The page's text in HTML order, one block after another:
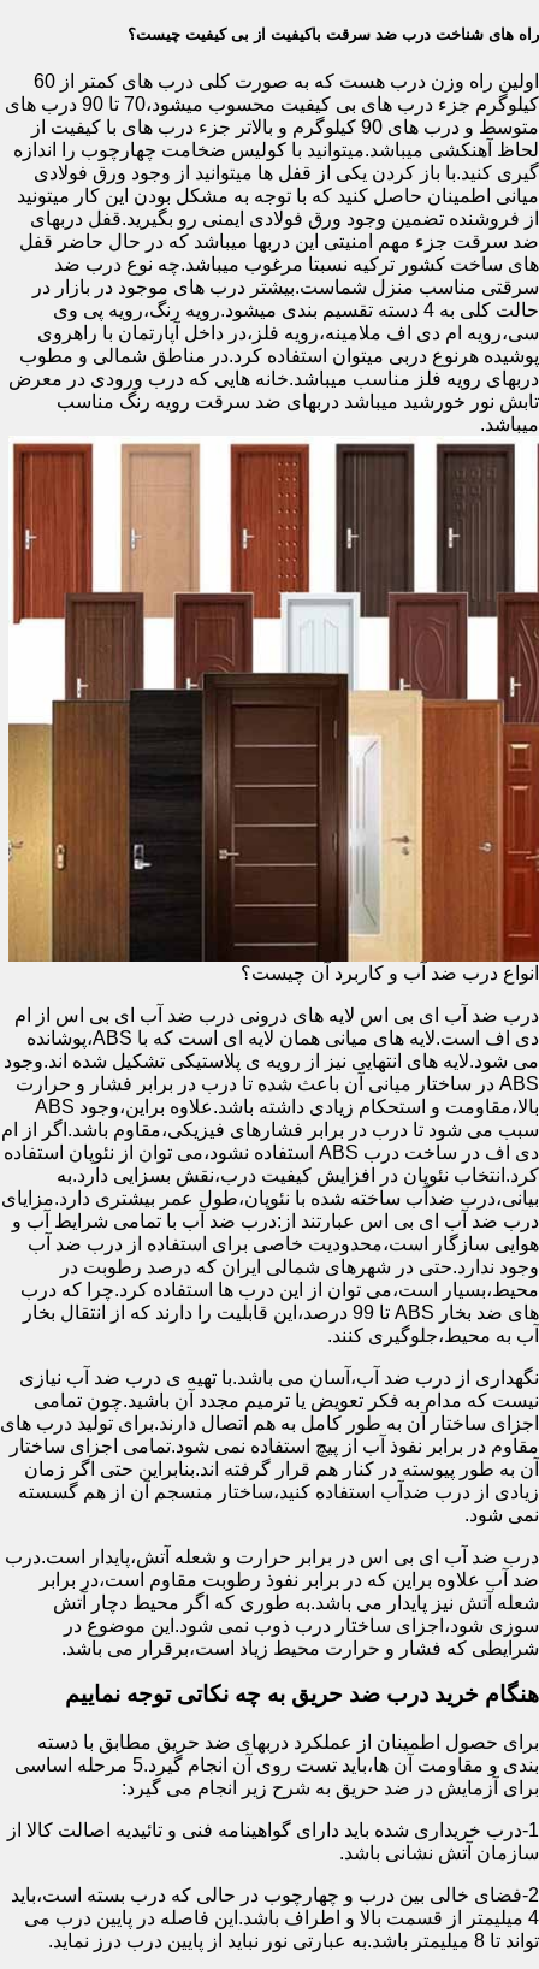
راه های شناخت درب ضد سرقت باکیفیت از بی کیفیت چیست؟
اولین راه وزن درب هست که به صورت کلی درب های کمتر از 60
کیلوگرم جزء درب های بی کیفیت محسوب میشود،70 تا 90 درب های
متوسط و درب های 90 کیلوگرم و بالاتر جزء درب های با کیفیت از
لحاظ آهنکشی میباشد.میتوانید با کولیس ضخامت چهارچوب را اندازه
گیری کنید.با باز کردن یکی از قفل ها میتوانید از وجود ورق فولادی
میانی اطمینان حاصل کنید که با توجه به مشکل بودن این کار میتونید
از فروشنده تضمین وجود ورق فولادی ایمنی رو بگیرید.قفل دربهای
ضد سرقت جزء مهم امنیتی این دربها میباشد که در حال حاضر قفل
های ساخت کشور ترکیه نسبتا مرغوب میباشد.چه نوع درب ضد
سرقتی مناسب منزل شماست.بیشتر درب های موجود در بازار در
حالت کلی به 4 دسته تقسیم بندی میشود.رویه رنگ،رویه پی وی
سی،رویه ام دی اف ملامینه،رویه فلز،در داخل آپارتمان با راهروی
پوشیده هرنوع دربی میتوان استفاده کرد.در مناطق شمالی و مطوب
دربهای رویه فلز مناسب میباشد.خانه هایی که درب ورودی در معرض
تابش نور خورشید میباشد دربهای ضد سرقت رویه رنگ مناسب
میباشد.
انواع درب ضد آب و کاربرد آن چیست؟
درب ضد آب ای بی اس لایه های درونی درب ضد آب ای بی اس از ام
دی اف است.لایه های میانی همان لایه ای است که با ABS،پوشانده
می شود.لایه های انتهایی نیز از رویه ی پلاستیکی تشکیل شده اند.وجود
ABS در ساختار میانی آن باعث شده تا درب در برابر فشار و حرارت
بالا،مقاومت و استحکام زیادی داشته باشد.علاوه براین،وجود ABS
سبب می شود تا درب در برابر فشارهای فیزیکی،مقاوم باشد.اگر از ام
دی اف در ساخت درب ABS استفاده نشود،می توان از نئوپان استفاده
کرد.انتخاب نئوپان در افزایش کیفیت درب،نقش بسزایی دارد.به
بیانی،درب ضدآب ساخته شده با نئوپان،طول عمر بیشتری دارد.مزایای
درب ضد آب ای بی اس عبارتند از:درب ضد آب با تمامی شرایط آب و
هوایی سازگار است،محدودیت خاصی برای استفاده از درب ضد آب
وجود ندارد.حتی در شهرهای شمالی ایران که درصد رطوبت در
محیط،بسیار است،می توان از این درب ها استفاده کرد.چرا که درب
های ضد بخار ABS تا 99 درصد،این قابلیت را دارند که از انتقال بخار
آب به محیط،جلوگیری کنند.
نگهداری از درب ضد آب،آسان می باشد.با تهیه ی درب ضد آب نیازی
نیست که مدام به فکر تعویض یا ترمیم مجدد آن باشید.چون تمامی
اجزای ساختار آن به طور کامل به هم اتصال دارند.برای تولید درب های
مقاوم در برابر نفوذ آب از پیچ استفاده نمی شود.تمامی اجزای ساختار
آن به طور پیوسته در کنار هم قرار گرفته اند.بنابراین حتی اگر زمان
زیادی از درب ضدآب استفاده کنید،ساختار منسجم آن از هم گسسته
نمی شود.
درب ضد آب ای بی اس در برابر حرارت و شعله آتش،پایدار است.درب
ضد آب علاوه براین که در برابر نفوذ رطوبت مقاوم است،در برابر
شعله آتش نیز پایدار می باشد.به طوری که اگر محیط دچار آتش
سوزی شود،اجزای ساختار درب ذوب نمی شود.این موضوع در
شرایطی که فشار و حرارت محیط زیاد است،برقرار می باشد.
هنگام خرید درب ضد حریق به چه نکاتی توجه نماییم
برای حصول اطمینان از عملکرد دربهای ضد حریق مطابق با دسته
بندی و مقاومت آن ها،باید تست روی آن انجام گیرد.5 مرحله اساسی
برای آزمایش در ضد حریق به شرح زیر انجام می گیرد:
1-درب خریداری شده باید دارای گواهینامه فنی و تائیدیه اصالت کالا از
سازمان آتش نشانی باشد.
2-فضای خالی بین درب و چهارچوب در حالی که درب بسته است،باید
4 میلیمتر از قسمت بالا و اطراف باشد.این فاصله در پایین درب می
تواند تا 8 میلیمتر باشد.به عبارتی نور نباید از پایین درب درز نماید.